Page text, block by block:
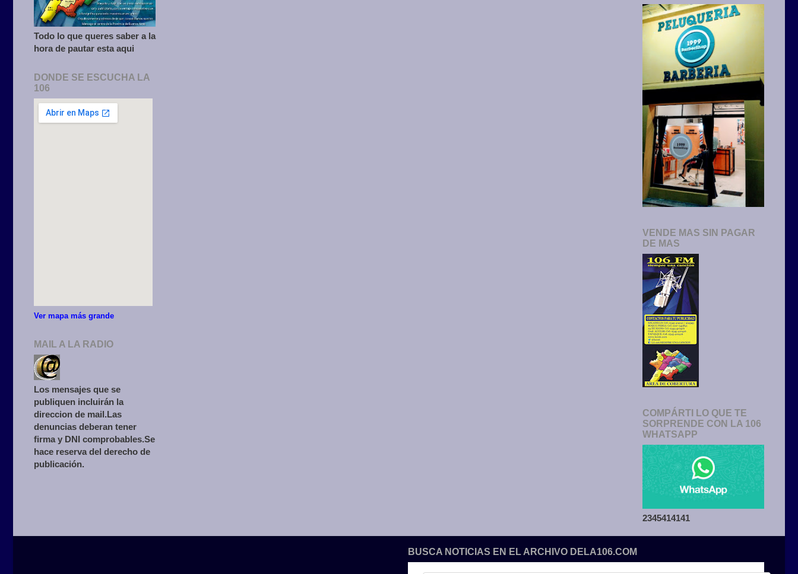
Todo lo que queres saber a la
hora de pautar esta aqui
DONDE SE ESCUCHA LA
106
Ver mapa más grande
MAIL A LA RADIO
Los mensajes que se
publiquen incluirán la
direccion de mail.Las
denuncias deberan tener
firma y DNI comprobables.Se
hace reserva del derecho de
publicación.
VENDE MAS SIN PAGAR
DE MAS
COMPÁRTI LO QUE TE
SORPRENDE CON LA 106
WHATSAPP
2345414141
BUSCA NOTICIAS EN EL ARCHIVO DELA106.COM